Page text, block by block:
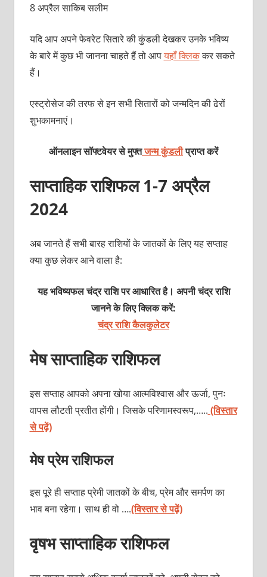
8 अप्रैल साकिब सलीम
यदि आप अपने फेवरेट सितारे की कुंडली देखकर उनके भविष्य
के बारे में कुछ भी जानना चाहते हैं तो आपयहाँ क्लिककर सकते
हैं।
एस्ट्रोसेज की तरफ से इन सभी सितारों को जन्मदिन की ढेरों
शुभकामनाएं।
ऑनलाइन सॉफ्टवेयर से मुफ्तजन्म कुंडलीप्राप्त करें
साप्ताहिक राशिफल1-7 अप्रैल
2024
अब जानते हैं सभी बारह राशियों के जातकों के लिए यह सप्ताह
क्या कुछ लेकर आने वाला है:
यह भविष्यफल चंद्र राशि पर आधारित है। अपनी चंद्र राशि
जानने के लिए क्लिक करें:
चंद्र राशि कैलकुलेटर
मेष साप्ताहिक राशिफल
इस सप्ताह आपको अपना खोया आत्मविश्वास और ऊर्जा, पुनः
वापस लौटती प्रतीत होंगी। जिसके परिणामस्वरूप,….. (विस्तार
से पढ़ें)
मेष प्रेम राशिफल
इस पूरे ही सप्ताह प्रेमी जातकों के बीच, प्रेम और समर्पण का
भाव बना रहेगा। साथ ही वो ….(विस्तार से पढ़ें)
वृषभ साप्ताहिक राशिफल